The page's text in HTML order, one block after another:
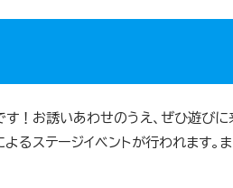
す！お誘いあわせのうえ、ぜひ遊び
ステージイベントが行われます。ま